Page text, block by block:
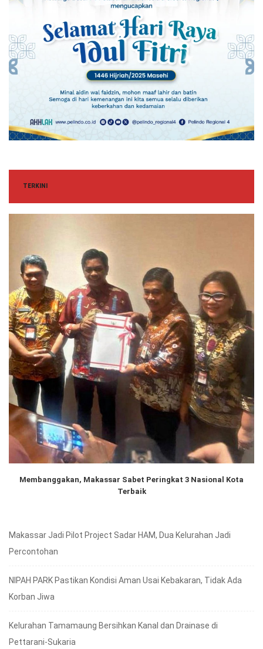
TERKINI
Membanggakan, Makassar Sabet Peringkat 3 Nasional Kota
Terbaik
Makassar Jadi Pilot Project Sadar HAM, Dua Kelurahan Jadi
Percontohan
NIPAH PARK Pastikan Kondisi Aman Usai Kebakaran, Tidak Ada
Korban Jiwa
Kelurahan Tamamaung Bersihkan Kanal dan Drainase di
Pettarani-Sukaria